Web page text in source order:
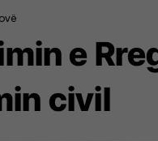
e
civil